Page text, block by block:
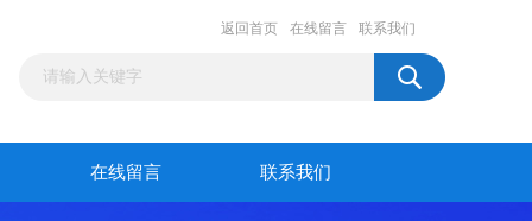
返回首页 在线留言 联系我们
在线留言 联系我们